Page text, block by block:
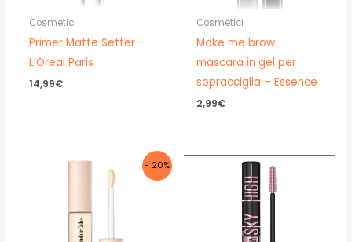
Cosmetici
Primer Matte Setter –
L’Oreal Paris
14,99€
Cosmetici
Make me brow
mascara in gel per
sopracciglia – Essence
2,99€
- 20%